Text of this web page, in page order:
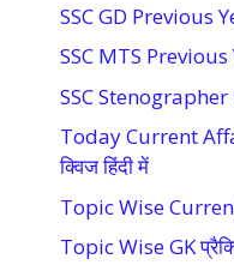
SSC GD Previous
SSC MTS
SSC
Today Current
क्विज हिंदी में
Topic Wise
Topic Wise GK